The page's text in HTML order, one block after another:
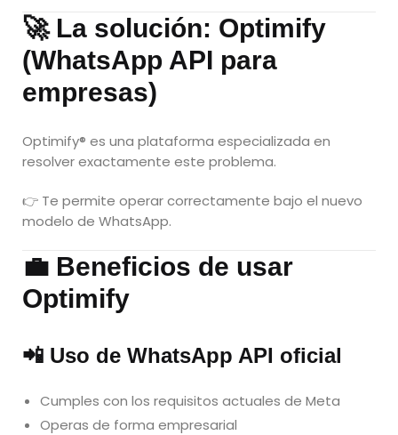
🚀 La solución: Optimify
(WhatsApp API para
empresas)
Optimify® es una plataforma especializada en
resolver exactamente este problema.
👉 Te permite operar correctamente bajo el nuevo
modelo de WhatsApp.
💼 Beneficios de usar
Optimify
📲 Uso de WhatsApp API oficial
Cumples con los requisitos actuales de Meta
Operas de forma empresarial